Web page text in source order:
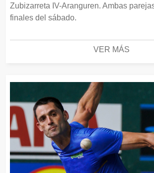
Zubizarreta IV-Aranguren. Ambas
finales del sábado.
VER MÁS